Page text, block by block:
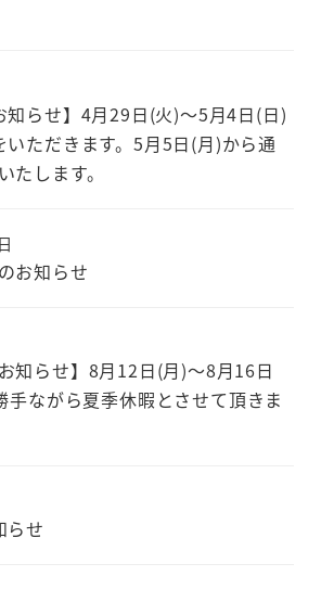
知らせ】4月29日(火)～5月4日(日)
いただきます。5月5日(月)から通
たします。
お知らせ
知らせ】8月12日(月)～8月16日
手ながら夏季休暇とさせて頂きま
らせ